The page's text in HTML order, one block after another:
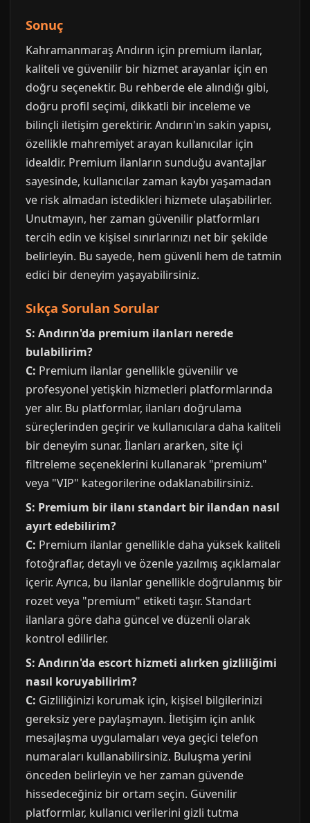
Sonuç
Kahramanmaraş Andırın için premium ilanlar,
kaliteli ve güvenilir bir hizmet arayanlar için en
doğru seçenektir. Bu rehberde ele alındığı gibi,
doğru profil seçimi, dikkatli bir inceleme ve
bilinçli iletişim gerektirir. Andırın'ın sakin yapısı,
özellikle mahremiyet arayan kullanıcılar için
idealdir. Premium ilanların sunduğu avantajlar
sayesinde, kullanıcılar zaman kaybı yaşamadan
ve risk almadan istedikleri hizmete ulaşabilirler.
Unutmayın, her zaman güvenilir platformları
tercih edin ve kişisel sınırlarınızı net bir şekilde
belirleyin. Bu sayede, hem güvenli hem de tatmin
edici bir deneyim yaşayabilirsiniz.
Sıkça Sorulan Sorular
S: Andırın'da premium ilanları nerede
bulabilirim?
C: Premium ilanlar genellikle güvenilir ve
profesyonel yetişkin hizmetleri platformlarında
yer alır. Bu platformlar, ilanları doğrulama
süreçlerinden geçirir ve kullanıcılara daha kaliteli
bir deneyim sunar. İlanları ararken, site içi
filtreleme seçeneklerini kullanarak "premium"
veya "VIP" kategorilerine odaklanabilirsiniz.
S: Premium bir ilanı standart bir ilandan nasıl
ayırt edebilirim?
C: Premium ilanlar genellikle daha yüksek kaliteli
fotoğraflar, detaylı ve özenle yazılmış açıklamalar
içerir. Ayrıca, bu ilanlar genellikle doğrulanmış bir
rozet veya "premium" etiketi taşır. Standart
ilanlara göre daha güncel ve düzenli olarak
kontrol edilirler.
S: Andırın'da escort hizmeti alırken gizliliğimi
nasıl koruyabilirim?
C: Gizliliğinizi korumak için, kişisel bilgilerinizi
gereksiz yere paylaşmayın. İletişim için anlık
mesajlaşma uygulamaları veya geçici telefon
numaraları kullanabilirsiniz. Buluşma yerini
önceden belirleyin ve her zaman güvende
hissedeceğiniz bir ortam seçin. Güvenilir
platformlar, kullanıcı verilerini gizli tutma